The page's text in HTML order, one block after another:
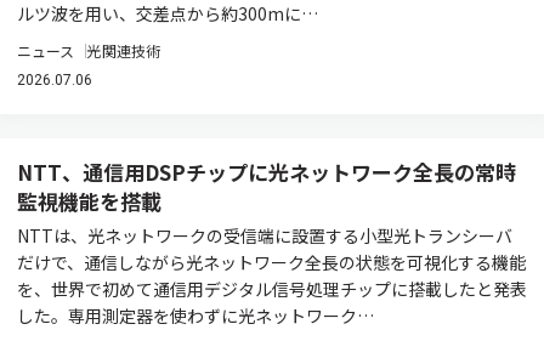
ルツ波を用い、交差点から約300mに…
ニュース 光関連技術
2026.07.06
NTT、通信用DSPチップに光ネットワーク全長の常時
監視機能を搭載
NTTは、光ネットワークの受信端に設置する小型光トランシーバ
だけで、通信しながら光ネットワーク全長の状態を可視化する機能
を、世界で初めて通信用デジタル信号処理チップに搭載したと発表
した。専用測定器を使わずに光ネットワーク…